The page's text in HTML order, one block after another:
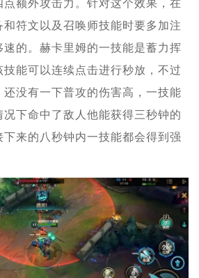
额外攻击力。针对这个效果，在
符文以及召唤师技能时要多加注
的。赫卡里姆的一技能是蓄力挥
能可以连续点击进行秒放，不过
没有一下普攻的伤害高，一技能
下命中了敌人他能获得三秒钟的
来的八秒钟内一技能都会得到强